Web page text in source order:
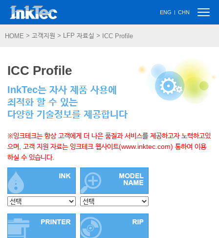
ENG | CHN
HOME > 고객지원 > LFP 자료실 > ICC Profile
ICC Profile
InkTec는 자사 제품 사용에
최적화 할 수 있는
다양한 기술정보를 제공합니다
※잉크테크는 항상 고객에게 더 나은 품질과 서비스를 제공하고자 노력하고있
으며, 고객 지원 자료는 잉크테크 웹사이트(www.inktec.com) 통하여 이용
하실 수 있습니다.